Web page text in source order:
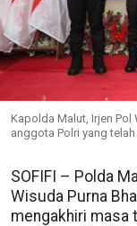
Kapolda Malut, Irjen
anggota Polri yang
SOFIFI – Polda
Wisuda Purna
mengakhiri masa